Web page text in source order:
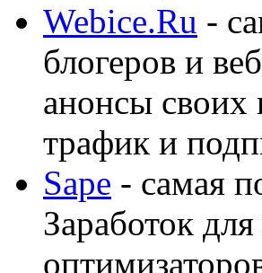
Webice.Ru -
блогеров и
анонсы своих
трафик и
Sape - самая
Заработок